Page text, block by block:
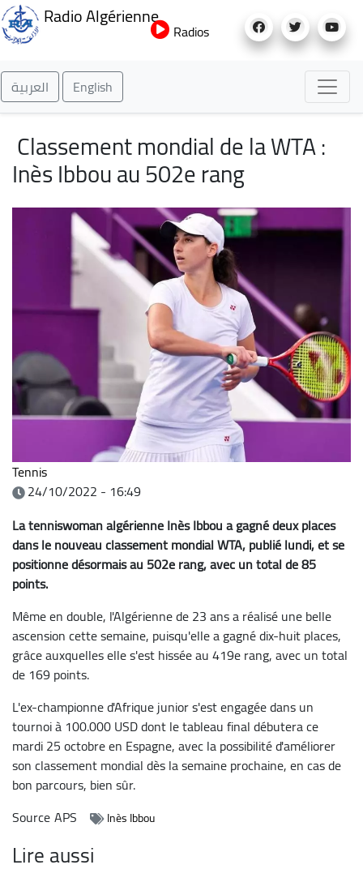
au
Radio Algérienne
Radios
العربية English
Classement mondial de la WTA :
Inès Ibbou au 502e rang
Tennis
24/10/2022 - 16:49
La tenniswoman algérienne Inès Ibbou a gagné deux places
dans le nouveau classement mondial WTA, publié lundi, et se
positionne désormais au 502e rang, avec un total de 85
points.
Même en double, l'Algérienne de 23 ans a réalisé une belle
ascension cette semaine, puisqu'elle a gagné dix-huit places,
grâce auxquelles elle s'est hissée au 419e rang, avec un total
de 169 points.
L'ex-championne d'Afrique junior s'est engagée dans un
tournoi à 100.000 USD dont le tableau final débutera ce
mardi 25 octobre en Espagne, avec la possibilité d'améliorer
son classement mondial dès la semaine prochaine, en cas de
bon parcours, bien sûr.
SourceAPS Inès Ibbou
Lire aussi